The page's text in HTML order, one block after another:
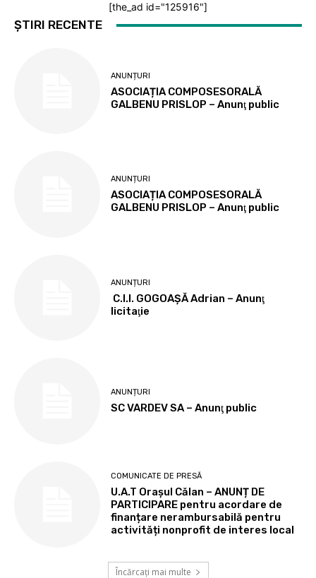
[the_ad id="125916"]
ȘTIRI RECENTE
ANUNȚURI
ASOCIAȚIA COMPOSESORALĂ
GALBENU PRISLOP – Anunţ public
ANUNȚURI
ASOCIAȚIA COMPOSESORALĂ
GALBENU PRISLOP – Anunţ public
ANUNȚURI
C.I.I. GOGOAŞĂ Adrian – Anunţ
licitaţie
ANUNȚURI
SC VARDEV SA – Anunţ public
COMUNICATE DE PRESĂ
U.A.T Orașul Călan – ANUNȚ DE
PARTICIPARE pentru acordare de
finanțare nerambursabilă pentru
activități nonprofit de interes local
Încărcați mai multe